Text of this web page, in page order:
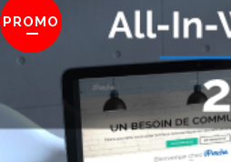
PROMO